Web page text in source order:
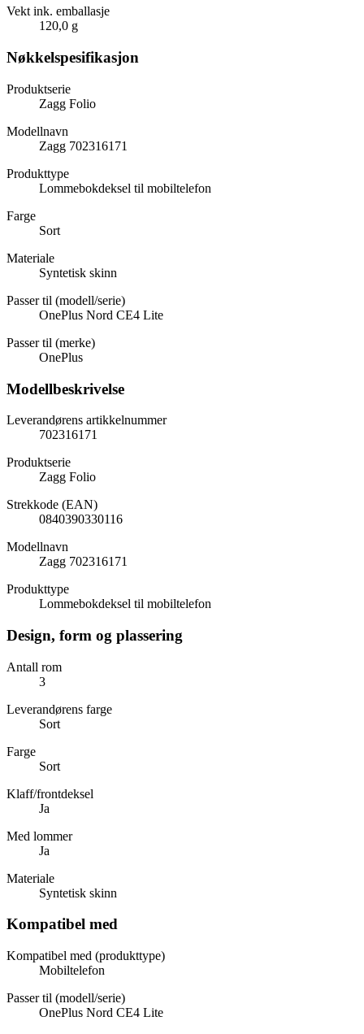
Vekt ink. emballasje
120,0 g
Nøkkelspesifikasjon
Produktserie
Zagg Folio
Modellnavn
Zagg 702316171
Produkttype
Lommebokdeksel til mobiltelefon
Farge
Sort
Materiale
Syntetisk skinn
Passer til (modell/serie)
OnePlus Nord CE4 Lite
Passer til (merke)
OnePlus
Modellbeskrivelse
Leverandørens artikkelnummer
702316171
Produktserie
Zagg Folio
Strekkode (EAN)
0840390330116
Modellnavn
Zagg 702316171
Produkttype
Lommebokdeksel til mobiltelefon
Design, form og plassering
Antall rom
3
Leverandørens farge
Sort
Farge
Sort
Klaff/frontdeksel
Ja
Med lommer
Ja
Materiale
Syntetisk skinn
Kompatibel med
Kompatibel med (produkttype)
Mobiltelefon
Passer til (modell/serie)
OnePlus Nord CE4 Lite